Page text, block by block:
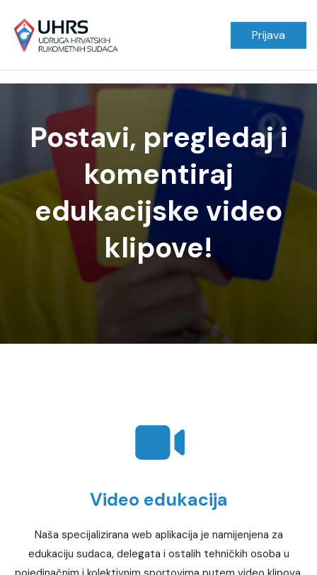
Prijava
Postavi, pregledaj i
komentiraj
edukacijske video
klipove!
Video edukacija
Naša specijalizirana web aplikacija je namijenjena za
edukaciju sudaca, delegata i ostalih tehničkih osoba u